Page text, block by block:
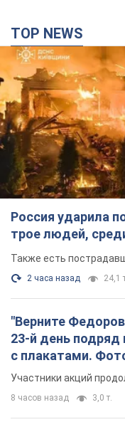
TOP NEWS
Россия ударила
трое людей,
Также есть
2 часа назад 24,1
"Верните
23-й день
с плакатами.
Участники акций
8 часов назад 3,0 т.